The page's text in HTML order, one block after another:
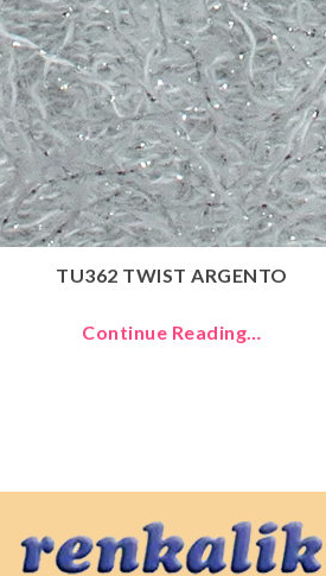
TU362 TWIST ARGENTO
Continue Reading…